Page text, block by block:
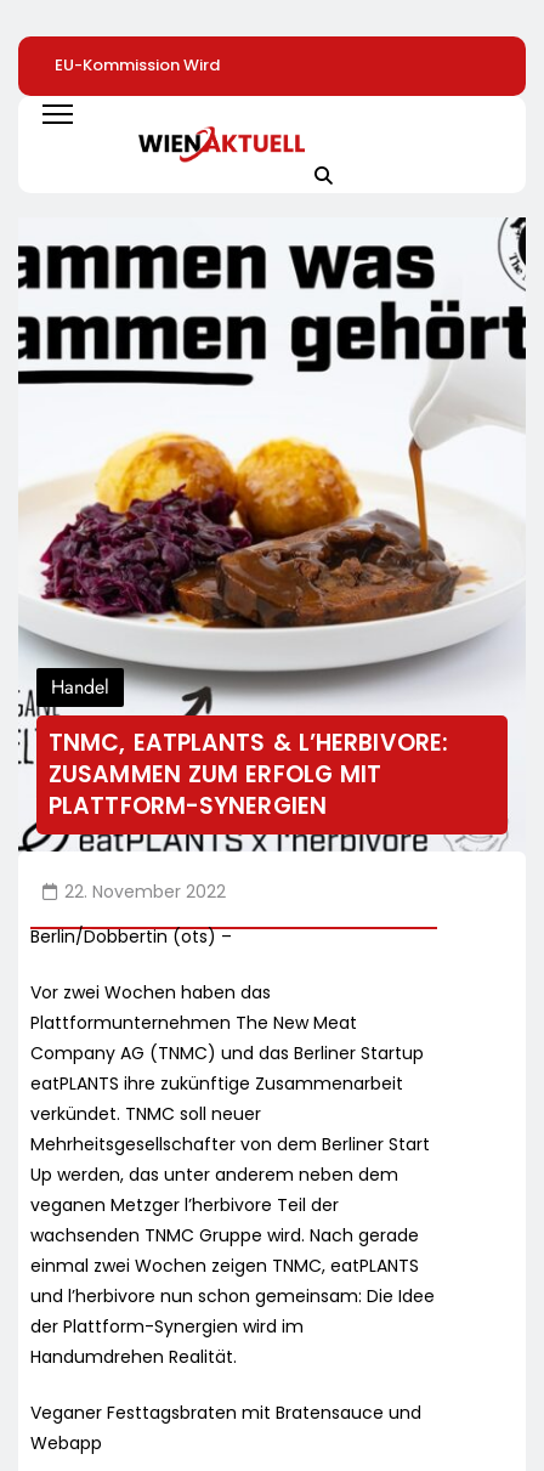
EU-Kommission Wird
Zur „Zentrale Der
Tierindustrie“ /
Tierschutzorganisation
Projektion In Brüssel
Tierindustrie An
Preissenkung Im April:
Sofort Die Preise Auf
Schokolade Und Käse
Mit LECKERROM,
CREMISEE, EXCELSIOR
Süßer Und Herzhafter
Genuss
Strompreis-Falle:
Werden Und
Sogar Geld
Handel
TNMC, EATPLANTS & L’HERBIVORE:
ZUSAMMEN ZUM ERFOLG MIT
PLATTFORM-SYNERGIEN
22. November 2022
Berlin/Dobbertin (ots) –
Vor zwei Wochen haben das
Plattformunternehmen The New Meat
Company AG (TNMC) und das Berliner Startup
eatPLANTS ihre zukünftige Zusammenarbeit
verkündet. TNMC soll neuer
Mehrheitsgesellschafter von dem Berliner Start
Up werden, das unter anderem neben dem
veganen Metzger l’herbivore Teil der
wachsenden TNMC Gruppe wird. Nach gerade
einmal zwei Wochen zeigen TNMC, eatPLANTS
und l’herbivore nun schon gemeinsam: Die Idee
der Plattform-Synergien wird im
Handumdrehen Realität.
Veganer Festtagsbraten mit Bratensauce und
Webapp